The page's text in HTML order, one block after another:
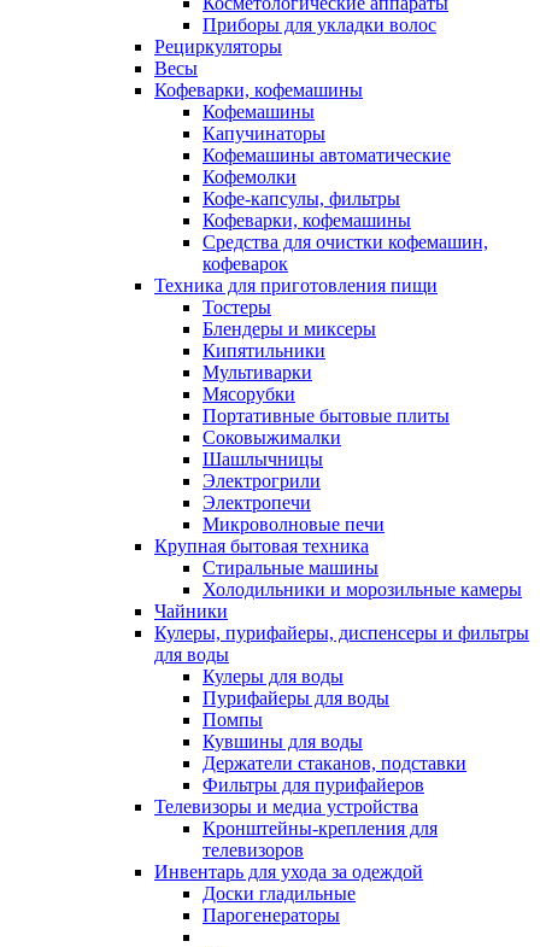
Приборы для укладки волос
Рециркуляторы
Весы
Кофеварки, кофемашины
Кофемашины
Капучинаторы
Кофемашины автоматические
Кофемолки
Кофе-капсулы, фильтры
Кофеварки, кофемашины
Средства для очистки кофемашин,
кофеварок
Техника для приготовления пищи
Тостеры
Блендеры и миксеры
Кипятильники
Мультиварки
Мясорубки
Портативные бытовые плиты
Соковыжималки
Шашлычницы
Электрогрили
Электропечи
Микроволновые печи
Крупная бытовая техника
Стиральные машины
Холодильники и морозильные камеры
Чайники
Кулеры, пурифайеры, диспенсеры и фильтры
для воды
Кулеры для воды
Пурифайеры для воды
Помпы
Кувшины для воды
Держатели стаканов, подставки
Фильтры для пурифайеров
Телевизоры и медиа устройства
Кронштейны-крепления для
телевизоров
Инвентарь для ухода за одеждой
Доски гладильные
Парогенераторы